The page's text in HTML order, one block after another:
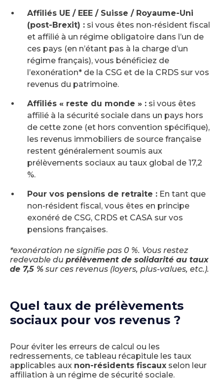
Affiliés UE / EEE / Suisse / Royaume-Uni
(post-Brexit) : si vous êtes non-résident fiscal
et affilié à un régime obligatoire dans l’un de
ces pays (en n’étant pas à la charge d’un
régime français), vous bénéficiez de
l’exonération* de la CSG et de la CRDS sur vos
revenus du patrimoine.
Affiliés « reste du monde » : si vous êtes
affilié à la sécurité sociale dans un pays hors
de cette zone (et hors convention spécifique),
les revenus immobiliers de source française
restent généralement soumis aux
prélèvements sociaux au taux global de 17,2
%.
Pour vos pensions de retraite : En tant que
non-résident fiscal, vous êtes en principe
exonéré de CSG, CRDS et CASA sur vos
pensions françaises.
*exonération ne signifie pas 0 %. Vous restez
redevable du prélèvement de solidarité au taux
de 7,5 % sur ces revenus (loyers, plus-values, etc.).
Quel taux de prélèvements
sociaux pour vos revenus ?
Pour éviter les erreurs de calcul ou les
redressements, ce tableau récapitule les taux
applicables aux non-résidents fiscaux selon leur
affiliation à un régime de sécurité sociale.